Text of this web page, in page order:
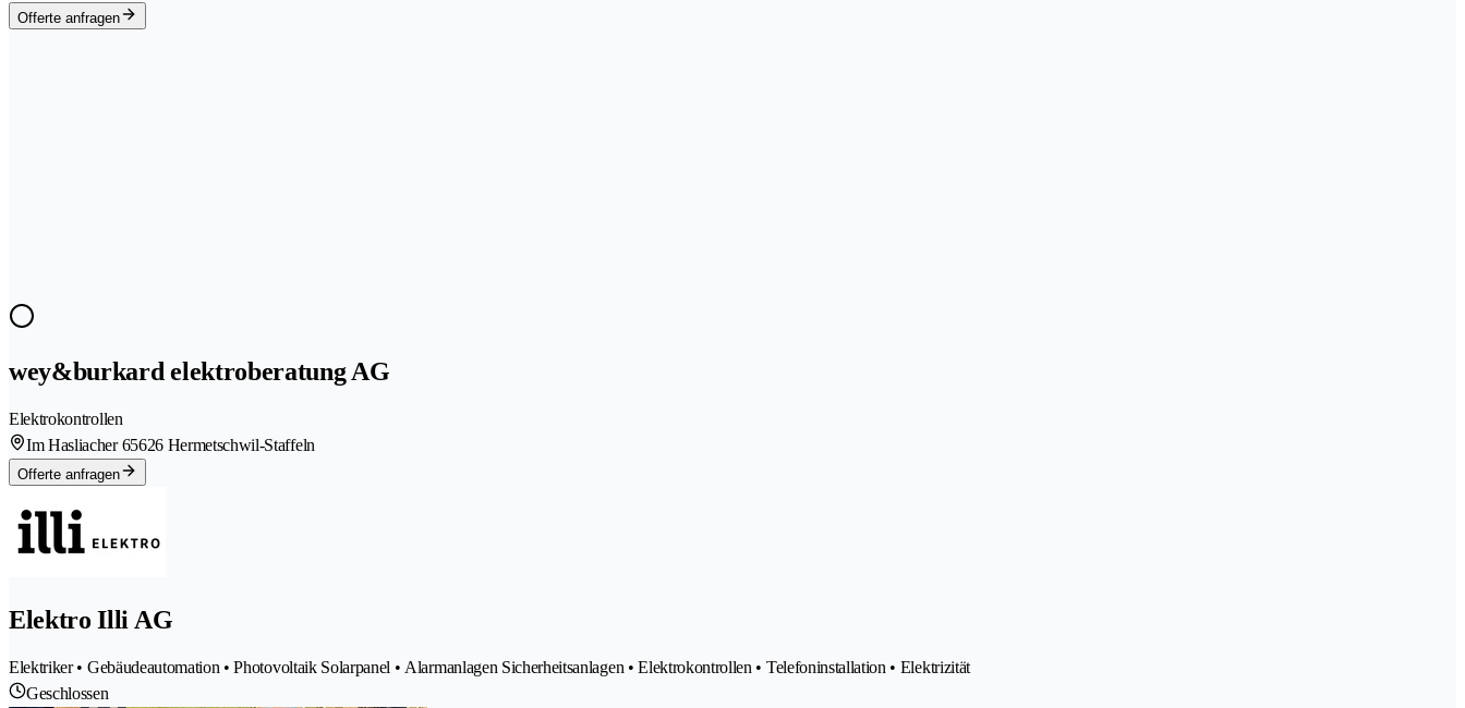
Offerte anfragen
wey&burkard elektroberatung AG
Elektrokontrollen
Im Hasliacher 65626 Hermetschwil-Staffeln
Offerte anfragen
Elektro Illi AG
Elektriker • Gebäudeautomation • Photovoltaik Solarpanel • Alarmanlagen Sicherheitsanlagen • Elektrokontrollen • Telefoninstallation • Elektrizität
Geschlossen